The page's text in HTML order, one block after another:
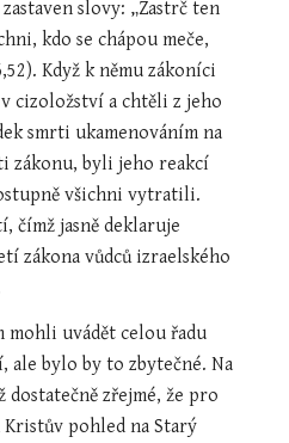
slovy: „Zastrč ten
kdo se chápou meče,
Když k němu zákoníci
cizoložství a chtěli z jeho
smrti ukamenováním na
zákonu, byli jeho reakcí
všichni vytratili.
čímž jasně deklaruje
zákona vůdců izraelského
mohli uvádět celou řadu
ale bylo by to zbytečné. Na
dostatečně zřejmé, že pro
pohled na Starý